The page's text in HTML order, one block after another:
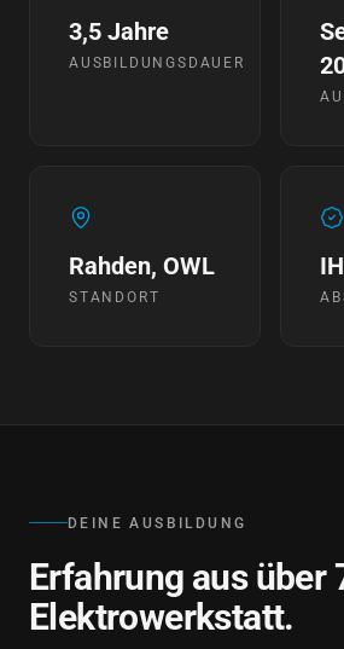
3,5 Jahre
AUSBILDUNGSDAUER
Rahden, OWL
STANDORT
DEINE AUSBILDUNG
Erfahrung aus über
Elektrowerkstatt.